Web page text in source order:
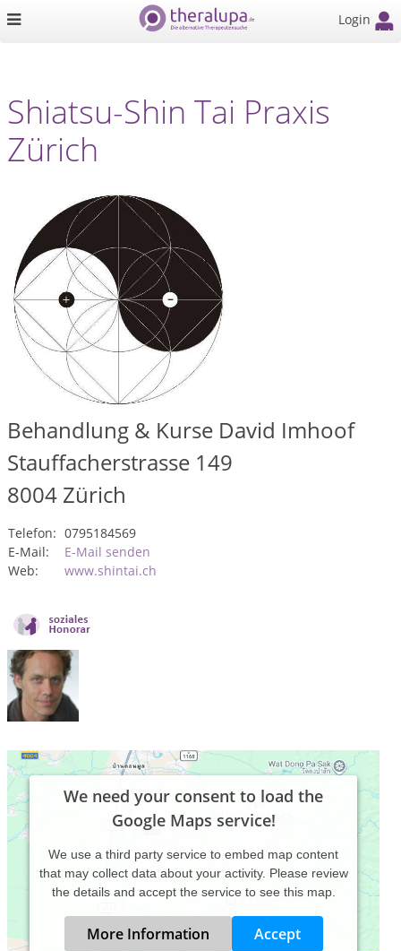
Login
Shiatsu-Shin Tai Praxis
Zürich
Behandlung & Kurse David Imhoof
Stauffacherstrasse 149
8004 Zürich
Telefon: 0795184569
E-Mail:
E-Mail senden
Web:
www.shintai.ch
We need your consent to load the
Google Maps service!
We use a third party service to embed map content
that may collect data about your activity. Please review
the details and accept the service to see this map.
More Information Accept